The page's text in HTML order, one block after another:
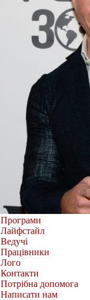
Олена Тополя
MÉLOVIN
ROXOLANA
Тоня Матвієнко
Фан-зона Хіт FM.
Наш відбір
Всі випуски
Міста і частоти
Як слухати онлайн
Програми
Лайфстайл
Ведучі
Працівники
Лого
Контакти
Потрібна допомога
Написати нам